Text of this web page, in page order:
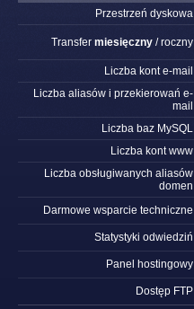
Przestrzeń dyskowa
Transfer miesięczny / roczny
Liczba kont e-mail
Liczba aliasów i przekierowań e-
mail
Liczba baz MySQL
Liczba kont www
Liczba obsługiwanych aliasów
domen
Darmowe wsparcie techniczne
Statystyki odwiedziń
Panel hostingowy
Dostęp FTP